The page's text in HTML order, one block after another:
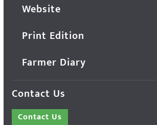
Website
Print Edition
Farmer Diary
Contact Us
Contact Us